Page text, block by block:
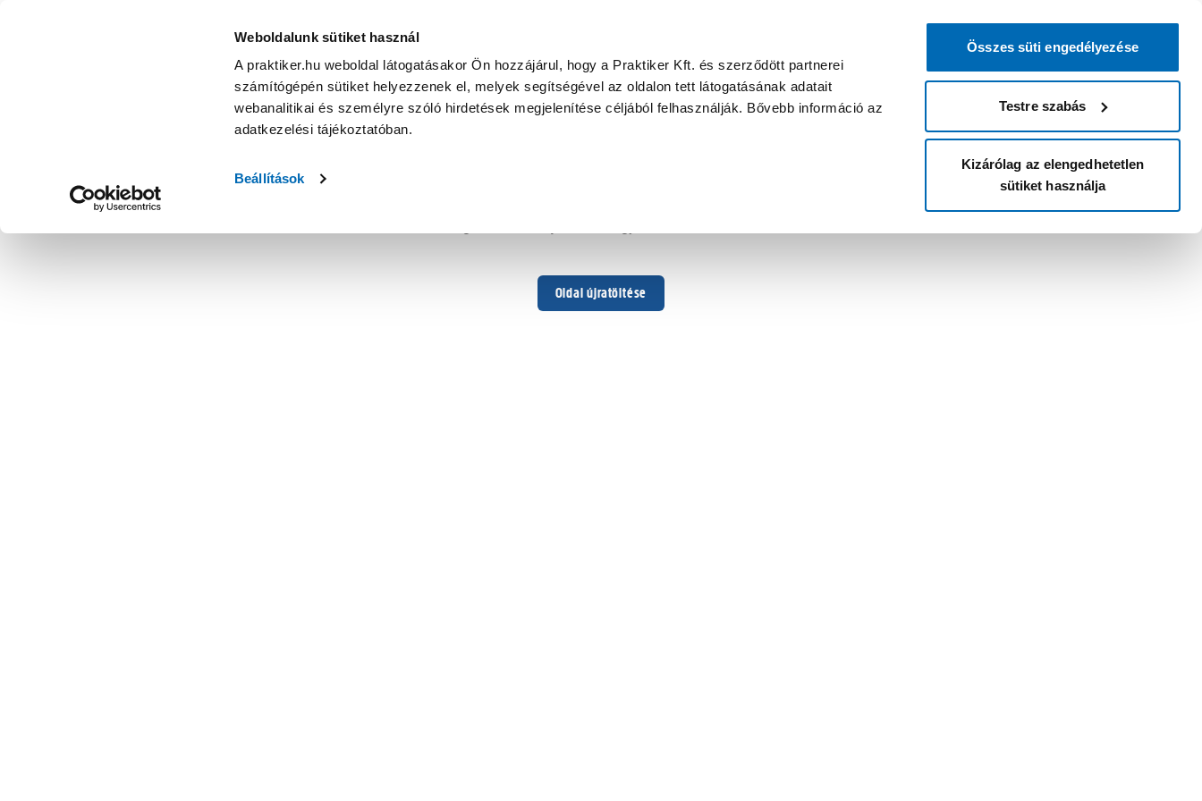
Weboldalunk sütiket használ
A praktiker.hu weboldal látogatásakor Ön hozzájárul, hogy a Praktiker Kft. és szerződött partnerei
számítógépén sütiket helyezzenek el, melyek segítségével az oldalon tett látogatásának adatait
webanalitikai és személyre szóló hirdetések megjelenítése céljából felhasználják. Bővebb információ az
adatkezelési tájékoztatóban.
Beállítások
Összes süti engedélyezése
Testre szabás
Kizárólag az elengedhetetlen
sütiket használja
Oldal újratöltése